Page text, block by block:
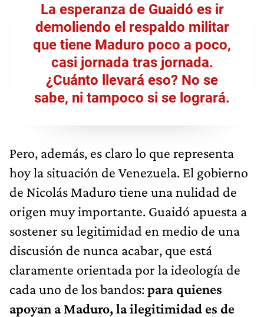
La esperanza de Guaidó es ir
demoliendo el respaldo militar
que tiene Maduro poco a poco,
casi jornada tras jornada.
¿Cuánto llevará eso? No se
sabe, ni tampoco si se logrará.
Pero, además, es claro lo que representa
hoy la situación de Venezuela. El gobierno
de Nicolás Maduro tiene una nulidad de
origen muy importante. Guaidó apuesta a
sostener su legitimidad en medio de una
discusión de nunca acabar, que está
claramente orientada por la ideología de
cada uno de los bandos:para quienes
apoyan a Maduro, la ilegitimidad es de